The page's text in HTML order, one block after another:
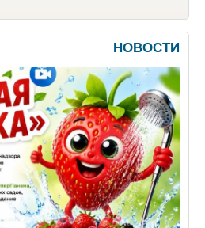
НОВОСТИ